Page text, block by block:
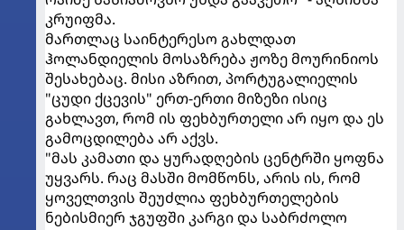
კრუიფმა.
მართლაც საინტერესო გახლდათ
ჰოლანდიელის მოსაზრება ჟოზე მოურინიოს
შესახებაც. მისი აზრით, პორტუგალიელის
"ცუდი ქცევის" ერთ-ერთი მიზეზი ისიც
გახლავთ, რომ ის ფეხბურთელი არ იყო და ეს
გამოცდილება არ აქვს.
"მას კამათი და ყურადღების ცენტრში ყოფნა
უყვარს. რაც მასში მომწონს, არის ის, რომ
ყოველთვის შეუძლია ფეხბურთელების
ნებისმიერ ჯგუფში კარგი და საბრძოლო